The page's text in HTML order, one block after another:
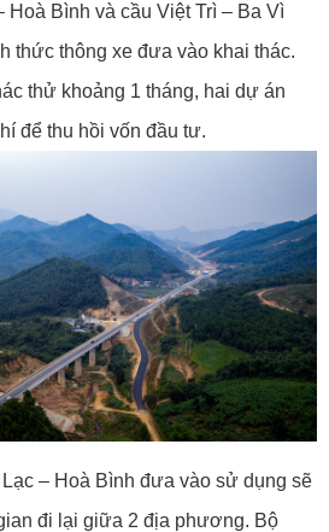
Bình và cầu Việt Trì – Ba Vì
thức thông xe đưa vào khai thác.
thử khoảng 1 tháng, hai dự án
để thu hồi vốn đầu tư.
– Hoà Bình đưa vào sử dụng sẽ
đi lại giữa 2 địa phương. Bộ